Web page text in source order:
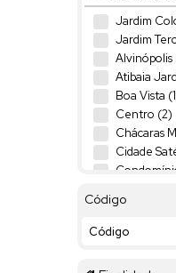
Jardim
Jardim
Alvinópolis
Atibaia
Boa Vista
Centro (2)
Chácaras
Cidade
Jardim
Código